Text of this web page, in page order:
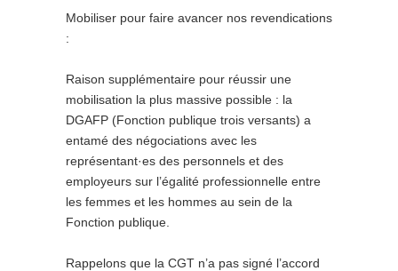
Mobiliser pour faire avancer nos revendications
:
Raison supplémentaire pour réussir une
mobilisation la plus massive possible : la
DGAFP (Fonction publique trois versants) a
entamé des négociations avec les
représentant·es des personnels et des
employeurs sur l’égalité professionnelle entre
les femmes et les hommes au sein de la
Fonction publique.
Rappelons que la CGT n’a pas signé l’accord